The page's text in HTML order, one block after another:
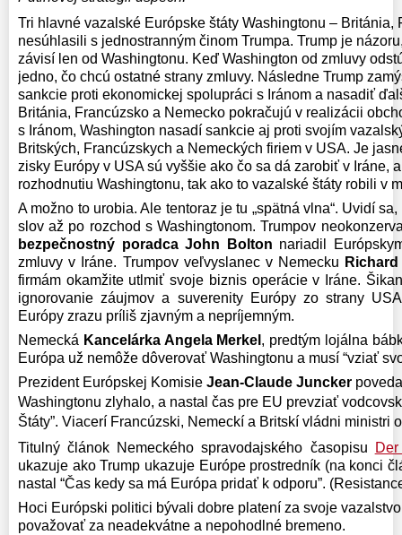
Tri hlavné vazalské Európske štáty Washingtonu – Británia,
nesúhlasili s jednostranným činom Trumpa. Trump je
závisí len od Washingtonu. Keď Washington od zmluvy
jedno, čo chcú ostatné strany zmluvy. Následne Trump
sankcie proti ekonomickej spolupráci s Iránom a nasadiť
Británia, Francúzsko a Nemecko pokračujú v realizácii
s Iránom, Washington nasadí sankcie aj proti svojím
Britských, Francúzskych a Nemeckých firiem v USA. Je
zisky Európy v USA sú vyššie ako čo sa dá zarobiť v Iráne,
rozhodnutiu Washingtonu, tak ako to vazalské štáty robili v
A možno to urobia. Ale tentoraz je tu „spätná vlna“. Uvidí
slov až po rozchod s Washingtonom. Trumpov
bezpečnostný poradca John Bolton nariadil
zmluvy v Iráne. Trumpov veľvyslanec v Nemecku
firmám okamžite utlmiť svoje biznis operácie v Iráne.
ignorovanie záujmov a suverenity Európy zo strany
Európy zrazu príliš zjavným a nepríjemným.
Nemecká Kancelárka Angela Merkel , predtým lojálna
Európa už nemôže dôverovať Washingtonu a musí “vziať
Prezident Európskej Komisie Jean-Claude Juncker
Washingtonu zlyhalo, a nastal čas pre EU prevziať
Štáty”. Viacerí Francúzski, Nemeckí a Britskí vládni ministri
Titulný článok Nemeckého spravodajského časopisu
ukazuje ako Trump ukazuje Európe prostredník (na konci
nastal “Čas kedy sa má Európa pridať k odporu”.
Hoci Európski politici bývali dobre platení za svoje
považovať za neadekvátne a nepohodlné bremeno.